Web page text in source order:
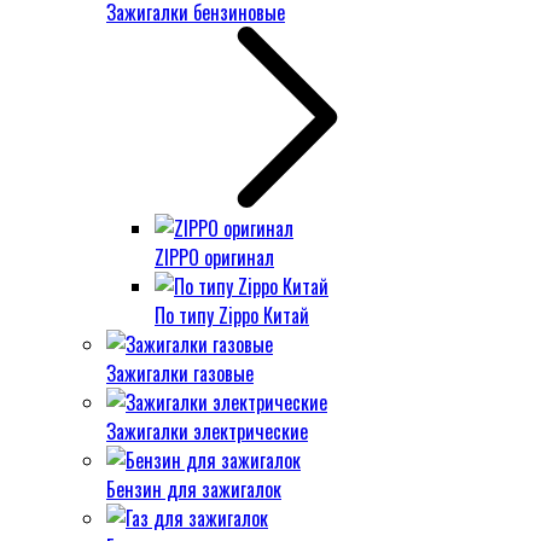
Зажигалки бензиновые
ZIPPO оригинал
По типу Zippo Китай
Зажигалки газовые
Зажигалки электрические
Бензин для зажигалок